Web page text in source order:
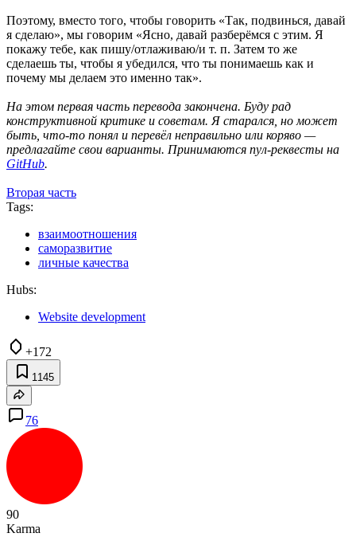
Поэтому, вместо того, чтобы говорить «Так, подвинься, давай
я сделаю», мы говорим «Ясно, давай разберёмся с этим. Я
покажу тебе, как пишу/отлаживаю/и т. п. Затем то же
сделаешь ты, чтобы я убедился, что ты понимаешь как и
почему мы делаем это именно так».
На этом первая часть перевода закончена. Буду рад
конструктивной критике и советам. Я старался, но может
быть, что-то понял и перевёл неправильно или коряво —
предлагайте свои варианты. Принимаются пул-реквесты на
GitHub.
Вторая часть
Tags:
взаимоотношения
саморазвитие
личные качества
Hubs:
Website development
+172
1145
76
90
Karma